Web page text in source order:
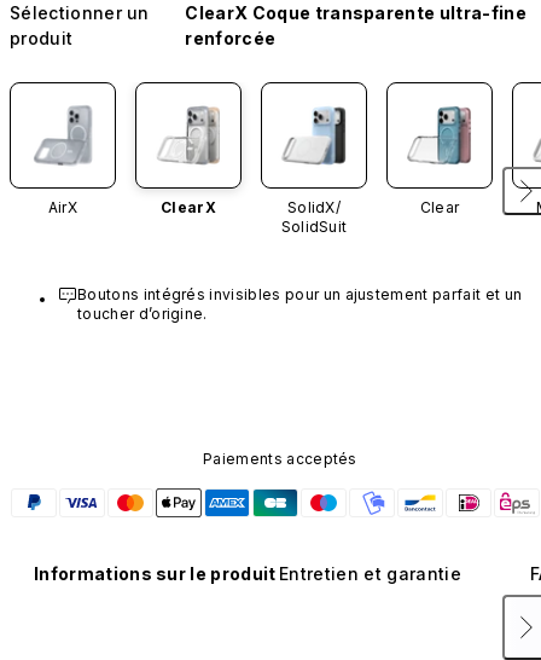
Sélectionner un
produit
ClearX Coque transparente ultra-fine
renforcée
AirX ClearX
SolidX/
SolidSuit
Clear
Boutons intégrés invisibles pour un ajustement parfait et un
toucher d’origine.
Paiements acceptés
Informations sur le produit Entretien et garantie